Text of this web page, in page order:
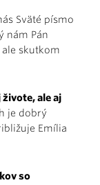
Sväté písmo
nám Pán
skutkom
živote, ale aj
je dobrý
Emília
so